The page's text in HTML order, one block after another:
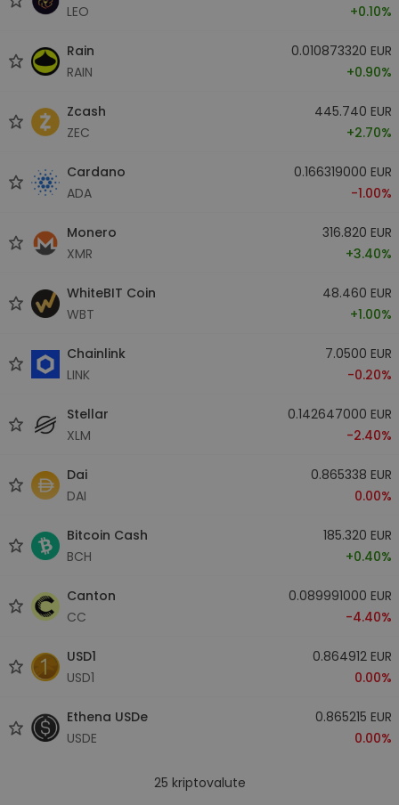
LEO +0.10%
Rain
RAIN
0.010873320 EUR
+0.90%
Zcash
ZEC
445.740 EUR
+2.70%
Cardano
ADA
0.166319000 EUR
-1.00%
Monero
XMR
316.820 EUR
+3.40%
WhiteBIT Coin
WBT
48.460 EUR
+1.00%
Chainlink
LINK
7.0500 EUR
-0.20%
Stellar
XLM
0.142647000 EUR
-2.40%
Dai
DAI
0.865338 EUR
0.00%
Bitcoin Cash
BCH
185.320 EUR
+0.40%
Canton
CC
0.089991000 EUR
-4.40%
USD1
USD1
0.864912 EUR
0.00%
Ethena USDe
USDE
0.865215 EUR
0.00%
25 kriptovalute